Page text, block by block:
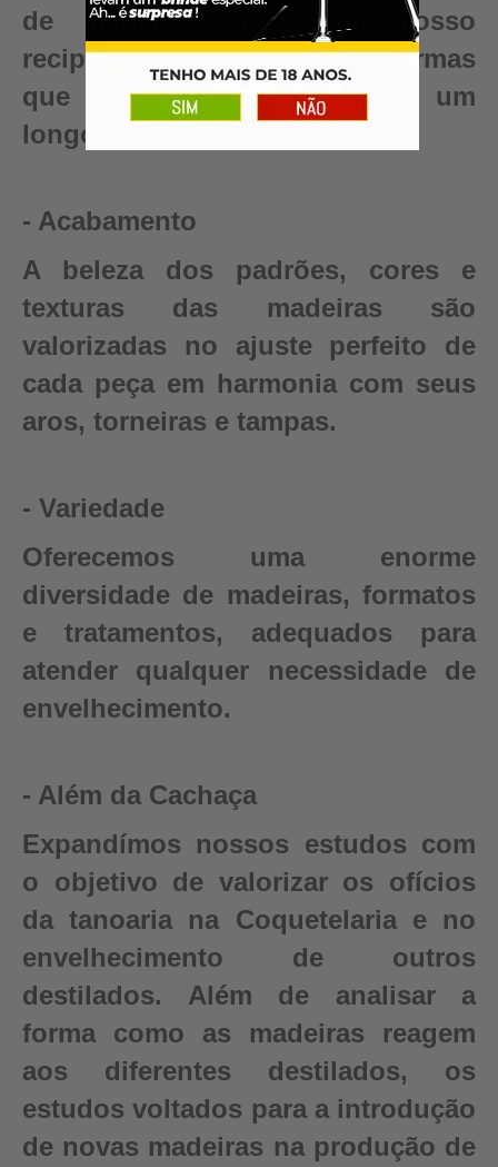
de madeira maior em nosso
recipientes para garantir reformas
que renovam seu barril para um
longo período de uso.
- Acabamento
A beleza dos padrões, cores e
texturas das madeiras são
valorizadas no ajuste perfeito de
cada peça em harmonia com seus
aros, torneiras e tampas.
- Variedade
Oferecemos uma enorme
diversidade de madeiras, formatos
e tratamentos, adequados para
atender qualquer necessidade de
envelhecimento.
- Além da Cachaça
Expandímos nossos estudos com
o objetivo de valorizar os ofícios
da tanoaria na Coquetelaria e no
envelhecimento de outros
destilados. Além de analisar a
forma como as madeiras reagem
aos diferentes destilados, os
estudos voltados para a introdução
de novas madeiras na produção de